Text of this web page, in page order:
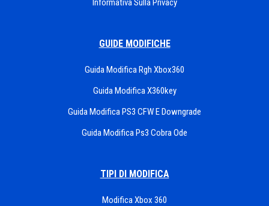
Informativa Sulla Privacy
GUIDE MODIFICHE
Guida Modifica Rgh Xbox360
Guida Modifica X360key
Guida Modifica PS3 CFW E Downgrade
Guida Modifica Ps3 Cobra Ode
TIPI DI MODIFICA
Modifica Xbox 360